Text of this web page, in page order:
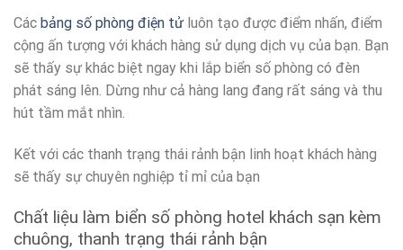
Các bảng số phòng điện tử luôn tạo được điểm nhấn, điểm
cộng ấn tượng với khách hàng sử dụng dịch vụ của bạn. Bạn
sẽ thấy sự khác biệt ngay khi lắp biển số phòng có đèn
phát sáng lên. Dừng như cả hàng lang đang rất sáng và thu
hút tầm mắt nhìn.
Kết với các thanh trạng thái rảnh bận linh hoạt khách hàng
sẽ thấy sự chuyên nghiệp tỉ mỉ của bạn
Chất liệu làm biển số phòng hotel khách sạn kèm
chuông, thanh trạng thái rảnh bận